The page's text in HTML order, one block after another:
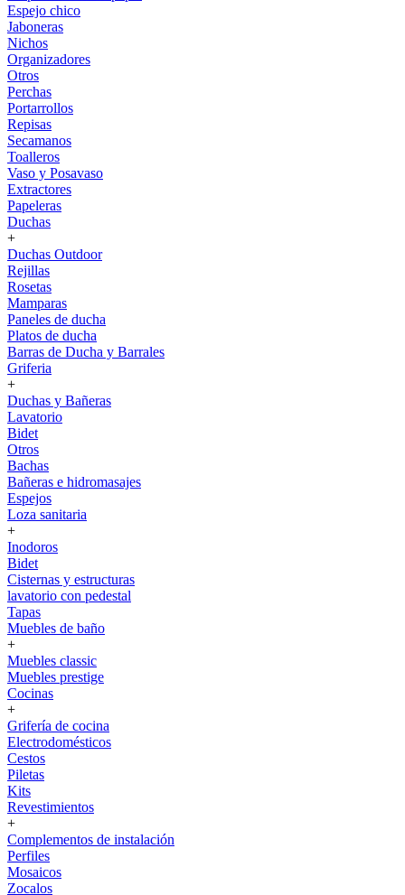
Espejo chico
Jaboneras
Nichos
Organizadores
Otros
Perchas
Portarrollos
Repisas
Secamanos
Toalleros
Vaso y Posavaso
Extractores
Papeleras
Duchas
+
Duchas Outdoor
Rejillas
Rosetas
Mamparas
Paneles de ducha
Platos de ducha
Barras de Ducha y Barrales
Griferia
+
Duchas y Bañeras
Lavatorio
Bidet
Otros
Bachas
Bañeras e hidromasajes
Espejos
Loza sanitaria
+
Inodoros
Bidet
Cisternas y estructuras
lavatorio con pedestal
Tapas
Muebles de baño
+
Muebles classic
Muebles prestige
Cocinas
+
Grifería de cocina
Electrodomésticos
Cestos
Piletas
Kits
Revestimientos
+
Complementos de instalación
Perfiles
Mosaicos
Zocalos